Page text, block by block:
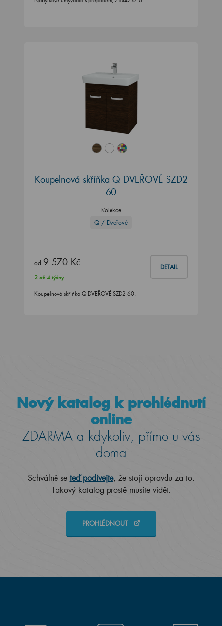
Koupelnová skříňka Q DVEŘOVÉ SZD2
60
Kolekce
Q / Dveřové
od 9 570 Kč DETAIL
2 až 4 týdny
Koupelnová skříňka Q DVEŘOVÉ SZD2 60.
Nový katalog k prohlédnutí
online
ZDARMA a kdykoliv, přímo u vás
doma
Schválně se teď podívejte, že stojí opravdu za to.
Takový katalog prostě musíte vidět.
PROHLÉDNOUT